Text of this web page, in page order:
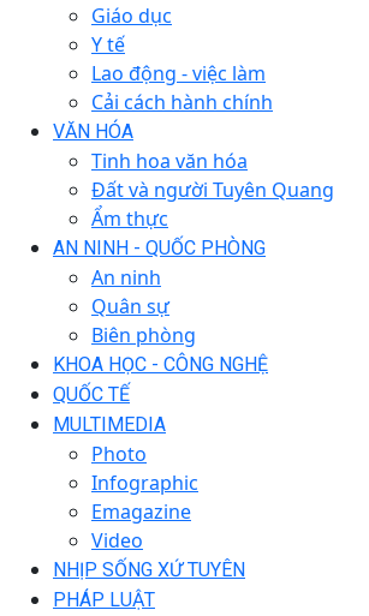
Giáo dục
Y tế
Lao động - việc làm
Cải cách hành chính
VĂN HÓA
Tinh hoa văn hóa
Đất và người Tuyên Quang
Ẩm thực
AN NINH - QUỐC PHÒNG
An ninh
Quân sự
Biên phòng
KHOA HỌC - CÔNG NGHỆ
QUỐC TẾ
MULTIMEDIA
Photo
Infographic
Emagazine
Video
NHỊP SỐNG XỨ TUYÊN
PHÁP LUẬT